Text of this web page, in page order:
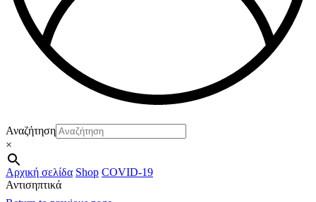
Αναζήτηση
×
Αρχική σελίδα Shop COVID-19
Αντισηπτικά